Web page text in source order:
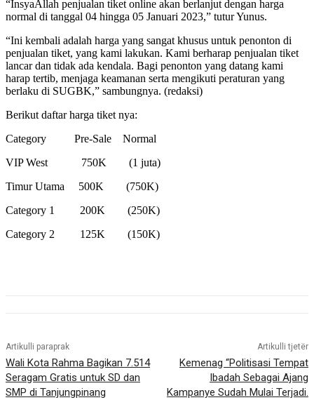
“InsyaAllah penjualan tiket online akan berlanjut dengan harga
normal di tanggal 04 hingga 05 Januari 2023,” tutur Yunus.
“Ini kembali adalah harga yang sangat khusus untuk penonton di
penjualan tiket, yang kami lakukan. Kami berharap penjualan tiket
lancar dan tidak ada kendala. Bagi penonton yang datang kami
harap tertib, menjaga keamanan serta mengikuti peraturan yang
berlaku di SUGBK,” sambungnya. (redaksi)
Berikut daftar harga tiket nya:
Category Pre-Sale Normal
VIP West 750K (1 juta)
Timur Utama 500K (750K)
Category 1 200K (250K)
Category 2 125K (150K)
Artikulli paraprak
Wali Kota Rahma Bagikan 7.514
Seragam Gratis untuk SD dan
SMP di Tanjungpinang
Artikulli tjetër
Kemenag “Politisasi Tempat
Ibadah Sebagai Ajang
Kampanye Sudah Mulai Terjadi.